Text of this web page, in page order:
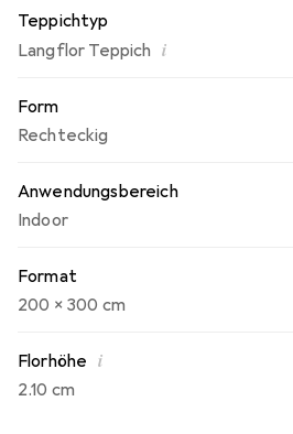
Teppichtyp
Langflor Teppich i
Form
Rechteckig
Anwendungsbereich
Indoor
Format
200 x 300 cm
Florhöhe i
2.10 cm